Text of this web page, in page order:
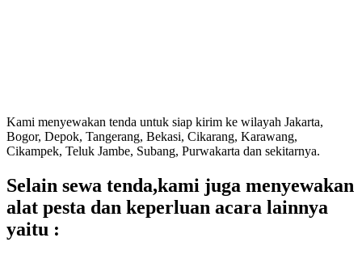
Kami menyewakan tenda untuk siap kirim ke wilayah Jakarta,
Bogor, Depok, Tangerang, Bekasi, Cikarang, Karawang,
Cikampek, Teluk Jambe, Subang, Purwakarta dan sekitarnya.
Selain sewa tenda,kami juga menyewakan
alat pesta dan keperluan acara lainnya
yaitu :